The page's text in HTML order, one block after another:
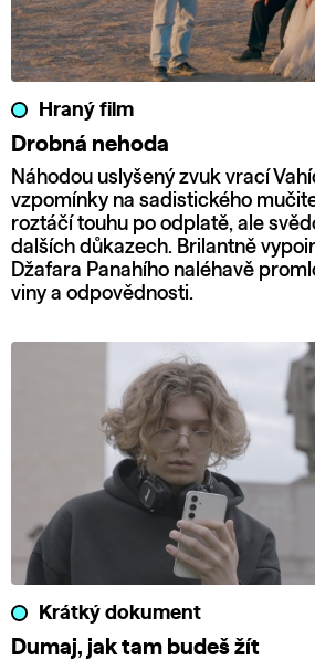
Hraný film
Drobná nehoda
Náhodou uslyšený zvuk vrací
vzpomínky na sadistického
roztáčí touhu po odplatě, ale
dalších důkazech. Brilantně
Džafara Panahího naléhavě
viny a odpovědnosti.
Krátký dokument
Dumaj, jak tam budeš žít